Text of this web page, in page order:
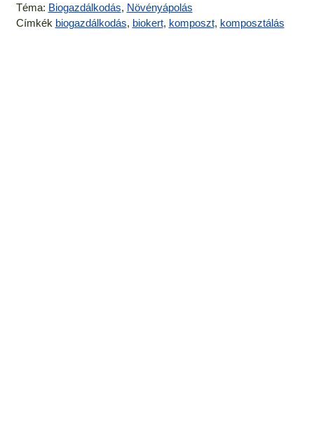
Téma: Biogazdálkodás, Növényápolás
Címkék biogazdálkodás, biokert, komposzt, komposztálás